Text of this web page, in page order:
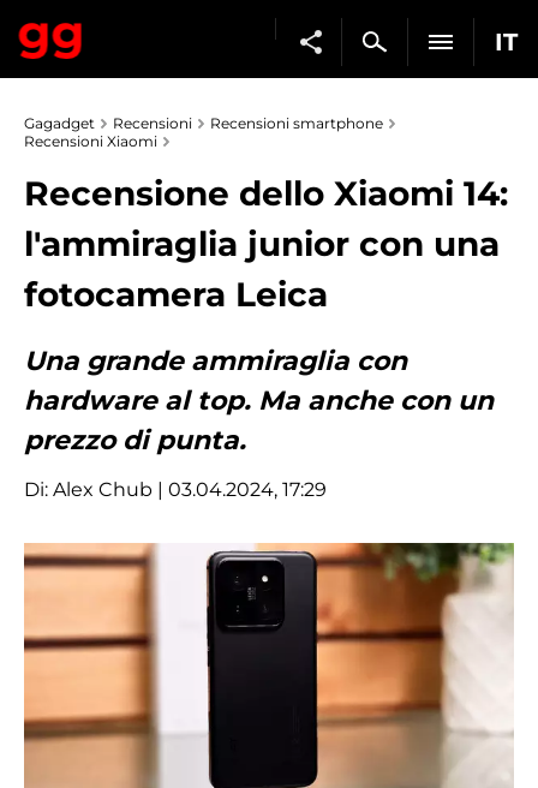
IT
Gagadget Recensioni
Recensioni smartphone
Recensioni Xiaomi
Recensione dello Xiaomi 14:
l'ammiraglia junior con una
fotocamera Leica
Una grande ammiraglia con
hardware al top. Ma anche con un
prezzo di punta.
Di: Alex Chub | 03.04.2024, 17:29